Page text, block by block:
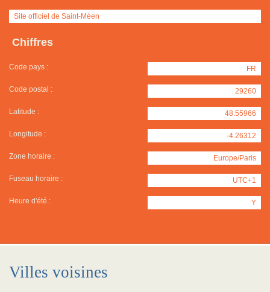
Site officiel de Saint-Méen
Chiffres
Code pays : FR
Code postal : 29260
Latitude : 48.55966
Longitude : -4.26312
Zone horaire : Europe/Paris
Fuseau horaire : UTC+1
Heure d'été : Y
Villes voisines